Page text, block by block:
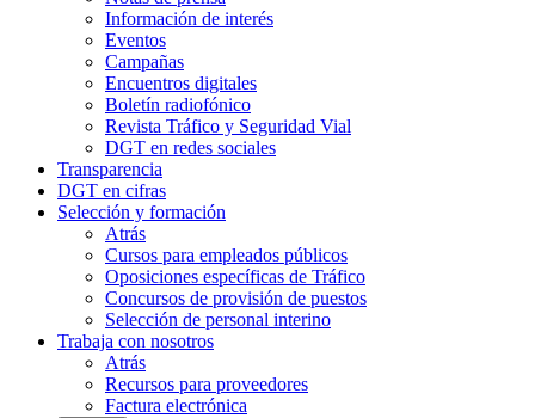
Información de interés
Eventos
Campañas
Encuentros digitales
Boletín radiofónico
Revista Tráfico y Seguridad Vial
DGT en redes sociales
Transparencia
DGT en cifras
Selección y formación
Atrás
Cursos para empleados públicos
Oposiciones específicas de Tráfico
Concursos de provisión de puestos
Selección de personal interino
Trabaja con nosotros
Atrás
Recursos para proveedores
Factura electrónica